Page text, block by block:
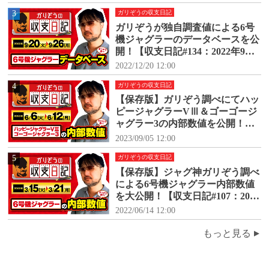
(月)】
3 ガリぞうの収支日記
ガリぞうが独自調査値による6号
機ジャグラーのデータベースを公
開！【収支日記#134：2022年9月2
0日(火)～9月26日(月)】
2022/12/20 12:00
4 ガリぞうの収支日記
【保存版】ガリぞう調べにてハッ
ピージャグラーVⅢ＆ゴーゴージ
ャグラー3の内部数値を公開！
【収支日記#171：2023年6月6日
(火)～6月12日(月)】
2023/09/05 12:00
5 ガリぞうの収支日記
【保存版】ジャグ神ガリぞう調べ
による6号機ジャグラー内部数値
を大公開！【収支日記#107：2022
年3月15日(火)～3月21日(月)】
2022/06/14 12:00
もっと見る